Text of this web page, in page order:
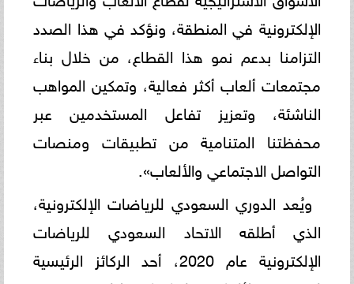
الإلكترونية في المنطقة، ونؤكد في هذا الصدد
التزامنا بدعم نمو هذا القطاع، من خلال بناء
مجتمعات ألعاب أكثر فعالية، وتمكين المواهب
الناشئة، وتعزيز تفاعل المستخدمين عبر
محفظتنا المتنامية من تطبيقات ومنصات
التواصل الاجتماعي والألعاب».
ويُعد الدوري السعودي للرياضات الإلكترونية،
الذي أطلقه الاتحاد السعودي للرياضات
الإلكترونية عام 2020، أحد الركائز الرئيسية